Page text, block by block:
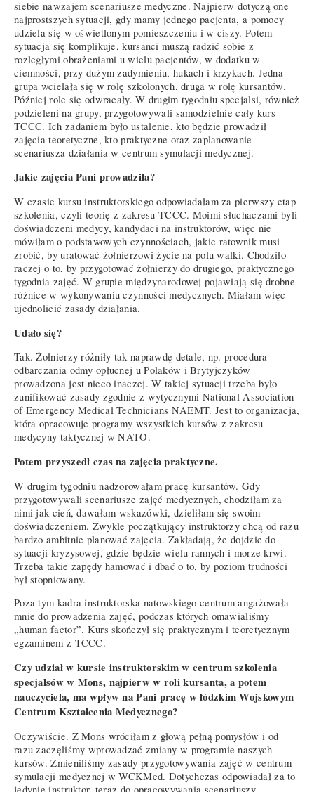
siebie nawzajem scenariusze medyczne. Najpierw dotyczą one
najprostszych sytuacji, gdy mamy jednego pacjenta, a pomocy
udziela się w oświetlonym pomieszczeniu i w ciszy. Potem
sytuacja się komplikuje, kursanci muszą radzić sobie z
rozległymi obrażeniami u wielu pacjentów, w dodatku w
ciemności, przy dużym zadymieniu, hukach i krzykach. Jedna
grupa wcielała się w rolę szkolonych, druga w rolę kursantów.
Później role się odwracały. W drugim tygodniu specjalsi, również
podzieleni na grupy, przygotowywali samodzielnie cały kurs
TCCC. Ich zadaniem było ustalenie, kto będzie prowadził
zajęcia teoretyczne, kto praktyczne oraz zaplanowanie
scenariusza działania w centrum symulacji medycznej.
Jakie zajęcia Pani prowadziła?
W czasie kursu instruktorskiego odpowiadałam za pierwszy etap
szkolenia, czyli teorię z zakresu TCCC. Moimi słuchaczami byli
doświadczeni medycy, kandydaci na instruktorów, więc nie
mówiłam o podstawowych czynnościach, jakie ratownik musi
zrobić, by uratować żołnierzowi życie na polu walki. Chodziło
raczej o to, by przygotować żołnierzy do drugiego, praktycznego
tygodnia zajęć. W grupie międzynarodowej pojawiają się drobne
różnice w wykonywaniu czynności medycznych. Miałam więc
ujednolicić zasady działania.
Udało się?
Tak. Żołnierzy różniły tak naprawdę detale, np. procedura
odbarczania odmy opłucnej u Polaków i Brytyjczyków
prowadzona jest nieco inaczej. W takiej sytuacji trzeba było
zunifikować zasady zgodnie z wytycznymi National Association
of Emergency Medical Technicians NAEMT. Jest to organizacja,
która opracowuje programy wszystkich kursów z zakresu
medycyny taktycznej w NATO.
Potem przyszedł czas na zajęcia praktyczne.
W drugim tygodniu nadzorowałam pracę kursantów. Gdy
przygotowywali scenariusze zajęć medycznych, chodziłam za
nimi jak cień, dawałam wskazówki, dzieliłam się swoim
doświadczeniem. Zwykle początkujący instruktorzy chcą od razu
bardzo ambitnie planować zajęcia. Zakładają, że dojdzie do
sytuacji kryzysowej, gdzie będzie wielu rannych i morze krwi.
Trzeba takie zapędy hamować i dbać o to, by poziom trudności
był stopniowany.
Poza tym kadra instruktorska natowskiego centrum angażowała
mnie do prowadzenia zajęć, podczas których omawialiśmy
„human factor”. Kurs skończył się praktycznym i teoretycznym
egzaminem z TCCC.
Czy udział w kursie instruktorskim w centrum szkolenia
specjalsów w Mons, najpierw w roli kursanta, a potem
nauczyciela, ma wpływ na Pani pracę w łódzkim Wojskowym
Centrum Kształcenia Medycznego?
Oczywiście. Z Mons wróciłam z głową pełną pomysłów i od
razu zaczęliśmy wprowadzać zmiany w programie naszych
kursów. Zmieniliśmy zasady przygotowywania zajęć w centrum
symulacji medycznej w WCKMed. Dotychczas odpowiadał za to
jedynie instruktor, teraz do opracowywania scenariuszy